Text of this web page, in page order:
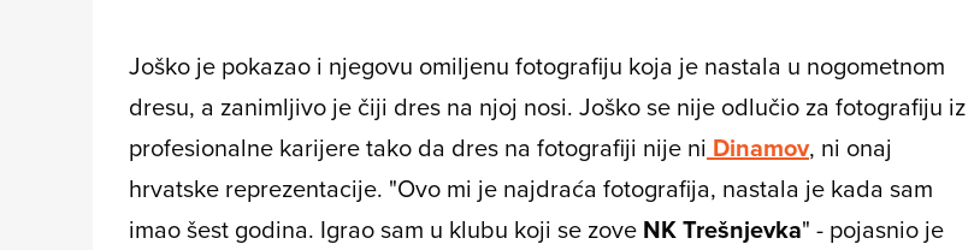
Joško je pokazao i njegovu omiljenu fotografiju koja je nastala u nogometnom
dresu, a zanimljivo je čiji dres na njoj nosi. Joško se nije odlučio za fotografiju iz
profesionalne karijere tako da dres na fotografiji nije ni Dinamov, ni onaj
hrvatske reprezentacije. "Ovo mi je najdraća fotografija, nastala je kada sam
imao šest godina. Igrao sam u klubu koji se zove NK Trešnjevka" - pojasnio je